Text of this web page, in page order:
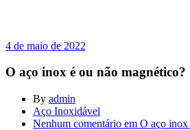
4 de maio de 2022
O aço inox é ou não magnético?
By admin
Aço Inoxidável
Nenhum comentário em O aço inox